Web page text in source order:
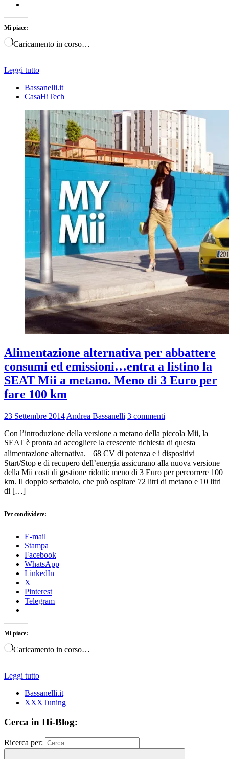
Mi piace:
Caricamento in corso…
Leggi tutto
Bassanelli.it
CasaHiTech
Alimentazione alternativa per abbattere
consumi ed emissioni…entra a listino la
SEAT Mii a metano. Meno di 3 Euro per
fare 100 km
23 Settembre 2014 Andrea Bassanelli 3 commenti
Con l’introduzione della versione a metano della piccola Mii, la
SEAT è pronta ad accogliere la crescente richiesta di questa
alimentazione alternativa. 68 CV di potenza e i dispositivi
Start/Stop e di recupero dell’energia assicurano alla nuova versione
della Mii costi di gestione ridotti: meno di 3 Euro per percorrere 100
km. Il doppio serbatoio, che può ospitare 72 litri di metano e 10 litri
di […]
Per condividere:
E-mail
Stampa
Facebook
WhatsApp
LinkedIn
X
Pinterest
Telegram
Mi piace:
Caricamento in corso…
Leggi tutto
Bassanelli.it
XXXTuning
Cerca in Hi-Blog:
Ricerca per: